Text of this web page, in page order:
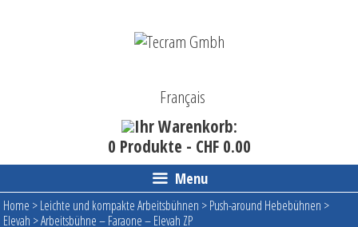
Français
Ihr Warenkorb:
0 Produkte - CHF0.00
Menu
Home >Leichte und kompakte Arbeitsbühnen >Push-around Hebebühnen >
Elevah >Arbeitsbühne – Faraone – Elevah ZP